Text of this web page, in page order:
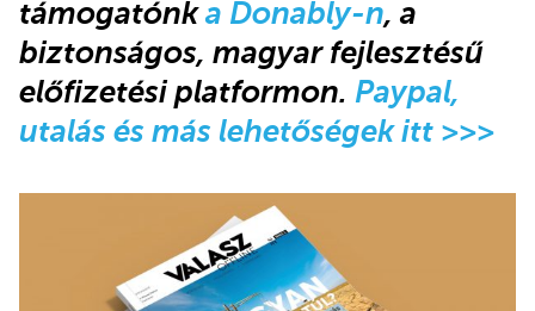
támogatónka Donably-n, a
biztonságos, magyar fejlesztésű
előfizetési platformon. Paypal,
utalás és más lehetőségek itt >>>